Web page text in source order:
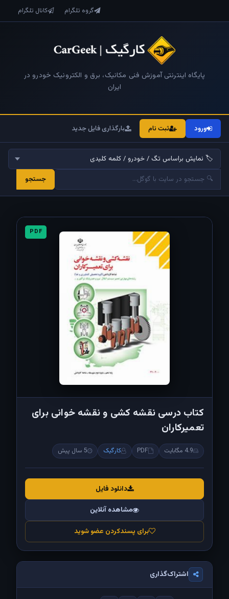
گروه تلگرام کانال تلگرام
پایگاه اینترنتی آموزش فنی مکانیک، برق و الکترونیک خودرو در
ایران
ورود ثبت نام بارگذاری فایل جدید
جستجو
PDF
کتاب درسی نقشه کشی و نقشه خوانی برای
تعمیرکاران
4.9 مگابایت PDF کارگیک 5 سال پیش
دانلود فایل
مشاهده آنلاین
برای پسندکردن عضو شوید
اشتراک‌گذاری